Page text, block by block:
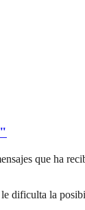
que ha
dificulta la